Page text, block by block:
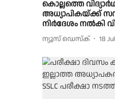
കൊല്ലത്തെ
അധ്യാപികയ്ക്ക്
നിര്‍ദേശം നല്‍കി
ന്യൂസ് ഡെസ്ക് 18